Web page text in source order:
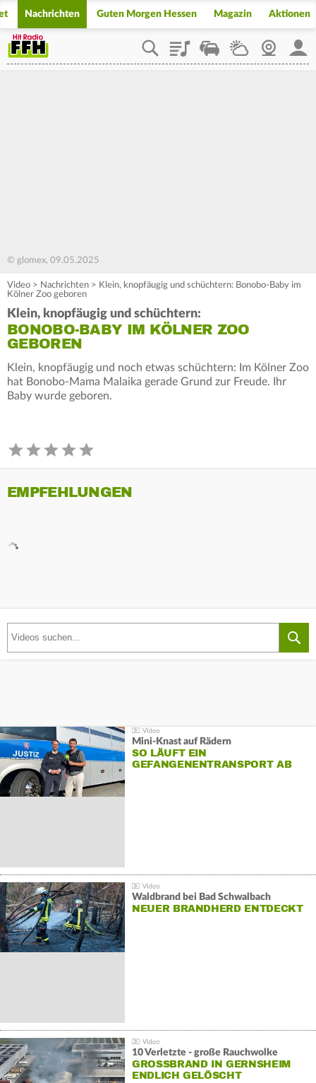
Nachrichten Guten Morgen Hessen Magazin Aktionen
PlaylistStaupilotWetterWebcam
© glomex, 09.05.2025
Video > Nachrichten > Klein, knopfäugig und schüchtern: Bonobo-Baby im
Kölner Zoo geboren
Klein, knopfäugig und schüchtern:
BONOBO-BABY IM KÖLNER ZOO
GEBOREN
Klein, knopfäugig und noch etwas schüchtern: Im Kölner Zoo
hat Bonobo-Mama Malaika gerade Grund zur Freude. Ihr
Baby wurde geboren.
EMPFEHLUNGEN
Mini-Knast auf Rädern
SO LÄUFT EIN
GEFANGENENTRANSPORT AB
Waldbrand bei Bad Schwalbach
NEUER BRANDHERD ENTDECKT
10 Verletzte - große Rauchwolke
GROSSBRAND IN GERNSHEIM E
NDLICH GELÖSCHT